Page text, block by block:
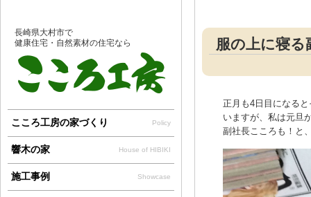
服の上に寝
正月も4日目になる
いますが、私は元旦
副社長こころも！と
長崎県大村市で
健康住宅・自然素材の住宅なら
こころ工房の家づくり Policy
響木の家 House of HIBIKI
施工事例 Showcase